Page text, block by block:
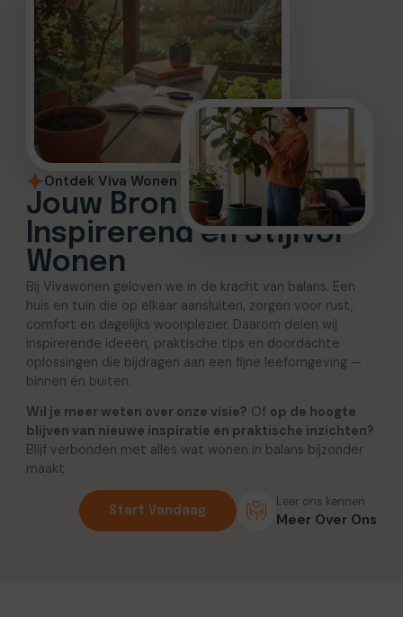
Ontdek Viva Wonen
Jouw Bron voor
Inspirerend en Stijlvol
Wonen
Bij Vivawonen geloven we in de kracht van balans. Een
huis en tuin die op elkaar aansluiten, zorgen voor rust,
comfort en dagelijks woonplezier. Daarom delen wij
inspirerende ideeën, praktische tips en doordachte
oplossingen die bijdragen aan een fijne leefomgeving —
binnen én buiten.
Wil je meer weten over onze visie? Of op de hoogte
blijven van nieuwe inspiratie en praktische inzichten?
Blijf verbonden met alles wat wonen in balans bijzonder
maakt.
Start Vandaag
Leer ons kennen
Meer Over Ons